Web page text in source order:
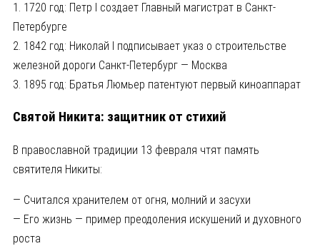
1. 1720 год: Петр I создает Главный магистрат в Санкт-
Петербурге
2. 1842 год: Николай I подписывает указ о строительстве
железной дороги Санкт-Петербург — Москва
3. 1895 год: Братья Люмьер патентуют первый киноаппарат
Святой Никита: защитник от стихий
В православной традиции 13 февраля чтят память
святителя Никиты:
— Считался хранителем от огня, молний и засухи
— Его жизнь — пример преодоления искушений и духовного
роста